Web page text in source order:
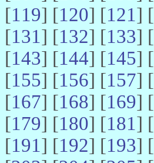
[119] [120] [121] [
[131] [132] [133] [
[143] [144] [145] [
[155] [156] [157] [
[167] [168] [169] [
[179] [180] [181] [
[191] [192] [193] [